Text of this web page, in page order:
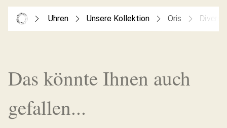
Uhren Unsere Kollektion Oris Divers
Das könnte Ihnen auch
gefallen...